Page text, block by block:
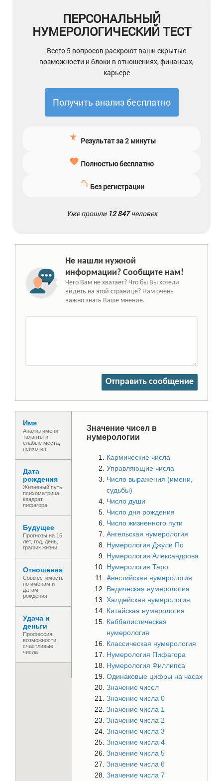
ПЕРСОНАЛЬНЫЙ
НУМЕРОЛОГИЧЕСКИЙ ТЕСТ
Всего 5 вопросов раскроют ваши скрытые
возможности и блоки в отношениях, финансах,
карьере
Получить анализ бесплатно
Результат за 2 минуты
Полностью бесплатно
Без регистрации
Уже прошли 12 847человек
Не нашли нужной
информации? Сообщите нам!
Чего Вам не хватает? Что бы Вы хотели
видеть на этой странице? Нам очень
важно знать Ваше мнение.
Отправить сообщение
Имя
Анализ имени,
таланты и
слабые места,
психотип
Дата
рождения
Жизненый путь,
психоматрица,
квадрат
пифагора
Будущее
Прогнозы на 15
лет, год, день,
график жизни
Отношения
Совместимость
по именам и
датам
рождения
Удача и
деньги
Профессия,
возможности,
счастливые
числа
Значение чисел в
нумерологии
Кармические числа
Управляющие числа
Число выражения (имени,
судьбы)
Число души
Число дня рождения
Число жизненного пути
Ангельская нумерология
Нумерология Джули По
Нумерология Александрова
Нумерология Таро
Авестийская нумерология
Ведическая нумерология
Халдейская нумерология
Китайская нумерология
Каббалистическая
нумерология
Классическая нумерология
Нумерология Пифагора
Нумерология Филлипса
Одинаковые цифры на часах
Значение чисел
Значение числа 0
Значение числа 1
Значение числа 2
Значение числа 3
Значение числа 4
Значение числа 5
Значение числа 6
Значение числа 7